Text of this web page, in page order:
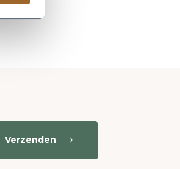
Verzenden